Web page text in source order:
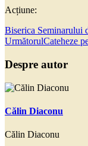
Acțiune:
Biserica Seminarului
UrmătorulCateheze
Despre autor
Călin Diaconu
Călin Diaconu